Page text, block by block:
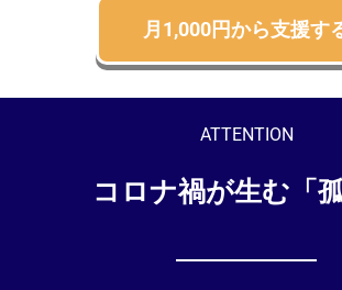
月1,000円から支援す
ATTENTION
コロナ禍が生む「孤